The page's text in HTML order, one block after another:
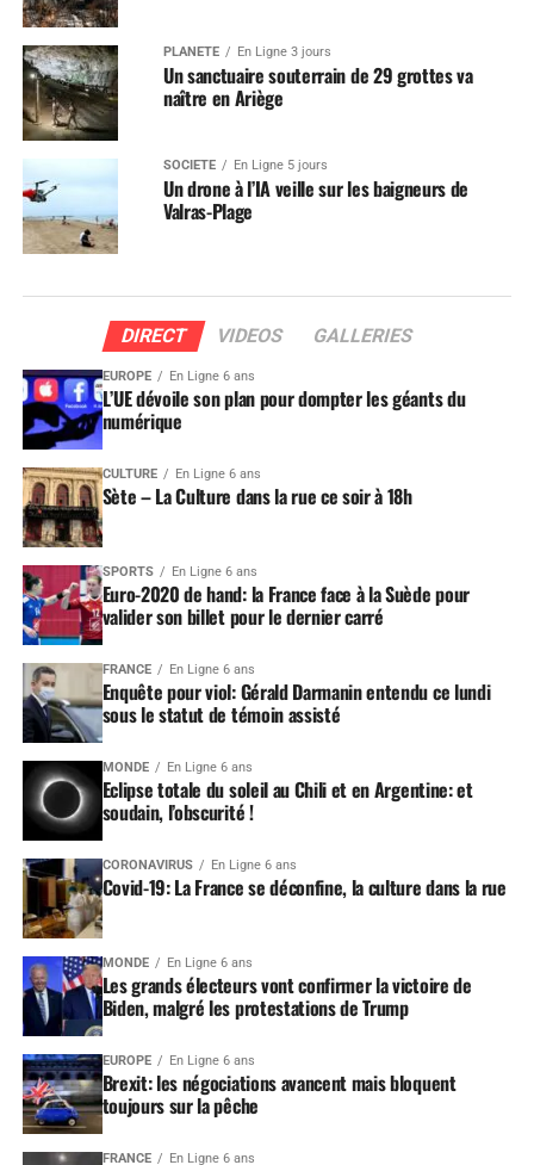
PLANÈTE En Ligne 3 jours
Un sanctuaire souterrain de 29 grottes va
naître en Ariège
SOCIÉTÉ En Ligne 5 jours
Un drone à l’IA veille sur les baigneurs de
Valras-Plage
DIRECT VIDEOS GALLERIES
EUROPE En Ligne 6 ans
L’UE dévoile son plan pour dompter les géants du
numérique
CULTURE En Ligne 6 ans
Sète – La Culture dans la rue ce soir à 18h
SPORTS En Ligne 6 ans
Euro-2020 de hand: la France face à la Suède pour
valider son billet pour le dernier carré
FRANCE En Ligne 6 ans
Enquête pour viol: Gérald Darmanin entendu ce lundi
sous le statut de témoin assisté
MONDE En Ligne 6 ans
Eclipse totale du soleil au Chili et en Argentine: et
soudain, l’obscurité !
CORONAVIRUS En Ligne 6 ans
Covid-19: La France se déconfine, la culture dans la rue
MONDE En Ligne 6 ans
Les grands électeurs vont confirmer la victoire de
Biden, malgré les protestations de Trump
EUROPE En Ligne 6 ans
Brexit: les négociations avancent mais bloquent
toujours sur la pêche
FRANCE En Ligne 6 ans